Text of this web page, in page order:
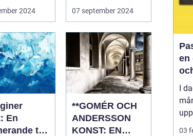
&o...2024
utomhusmåler...
07 september 2024
En
titt
**GOMÉR OCH
ANDERSSON
KONST: EN
en
I
03